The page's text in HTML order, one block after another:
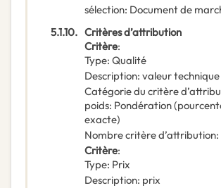
sélection: Document de
5.1.10. Critères d’attribution
Critère:
Type: Qualité
Description: valeur technique
Catégorie du critère
poids: Pondération
exacte)
Nombre critère d’attribution:
Critère:
Type: Prix
Description: prix